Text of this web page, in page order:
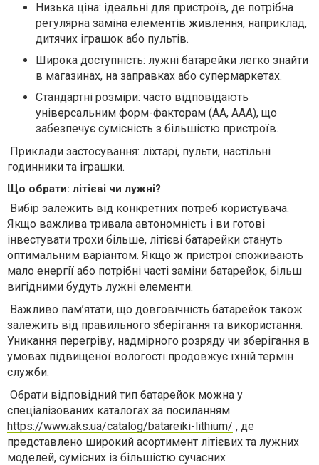
Низька ціна: ідеальні для пристроїв, де потрібна
регулярна заміна елементів живлення, наприклад,
дитячих іграшок або пультів.
Широка доступність: лужні батарейки легко знайти
в магазинах, на заправках або супермаркетах.
Стандартні розміри: часто відповідають
універсальним форм-факторам (AA, AAA), що
забезпечує сумісність з більшістю пристроїв.
Приклади застосування: ліхтарі, пульти, настільні
годинники та іграшки.
Що обрати: літієві чи лужні?
Вибір залежить від конкретних потреб користувача.
Якщо важлива тривала автономність і ви готові
інвестувати трохи більше, літієві батарейки стануть
оптимальним варіантом. Якщо ж пристрої споживають
мало енергії або потрібні часті заміни батарейок, більш
вигідними будуть лужні елементи.
Важливо пам’ятати, що довговічність батарейок також
залежить від правильного зберігання та використання.
Уникання перегріву, надмірного розряду чи зберігання в
умовах підвищеної вологості продовжує їхній термін
служби.
Обрати відповідний тип батарейок можна у
спеціалізованих каталогах за посиланням
https://www.aks.ua/catalog/batareiki-lithium/ , де
представлено широкий асортимент літієвих та лужних
моделей, сумісних із більшістю сучасних